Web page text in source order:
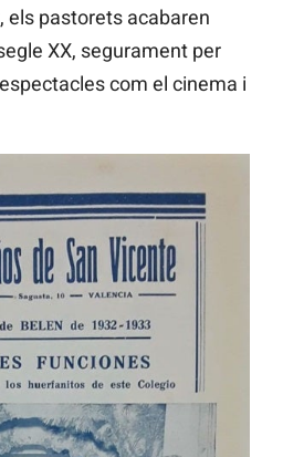
els pastorets acabaren
XX, segurament per
com el cinema i